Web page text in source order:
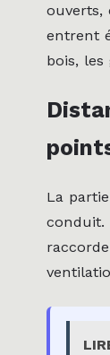
ouverts,
entrent
bois,
La
conduit.